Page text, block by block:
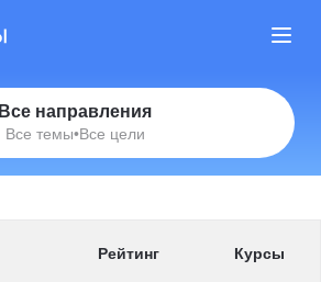
Все направления
Все темы•Все цели
Рейтинг Курсы